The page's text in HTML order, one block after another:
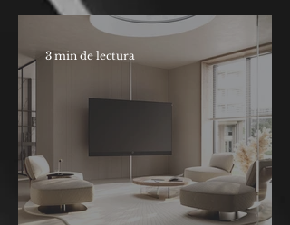
3 min de lectura